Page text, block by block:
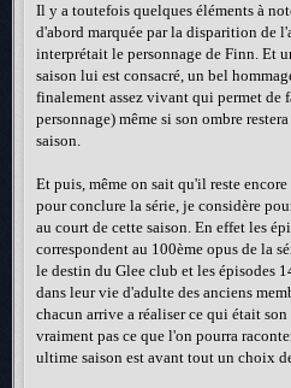
Il y a toutefois quelques éléments à
d'abord marquée par la disparition de
interprétait le personnage de Finn. Et
saison lui est consacré, un bel
finalement assez vivant qui permet de
personnage) même si son ombre
saison.
Et puis, même on sait qu'il reste
pour conclure la série, je considère
au court de cette saison. En effet les
correspondent au 100ème opus de la
le destin du Glee club et les épisodes
dans leur vie d'adulte des anciens
chacun arrive a réaliser ce qui était
vraiment pas ce que l'on pourra
ultime saison est avant tout un choix